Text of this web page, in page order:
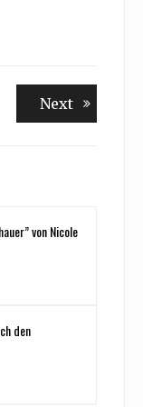
NextNext
von Nicole
den